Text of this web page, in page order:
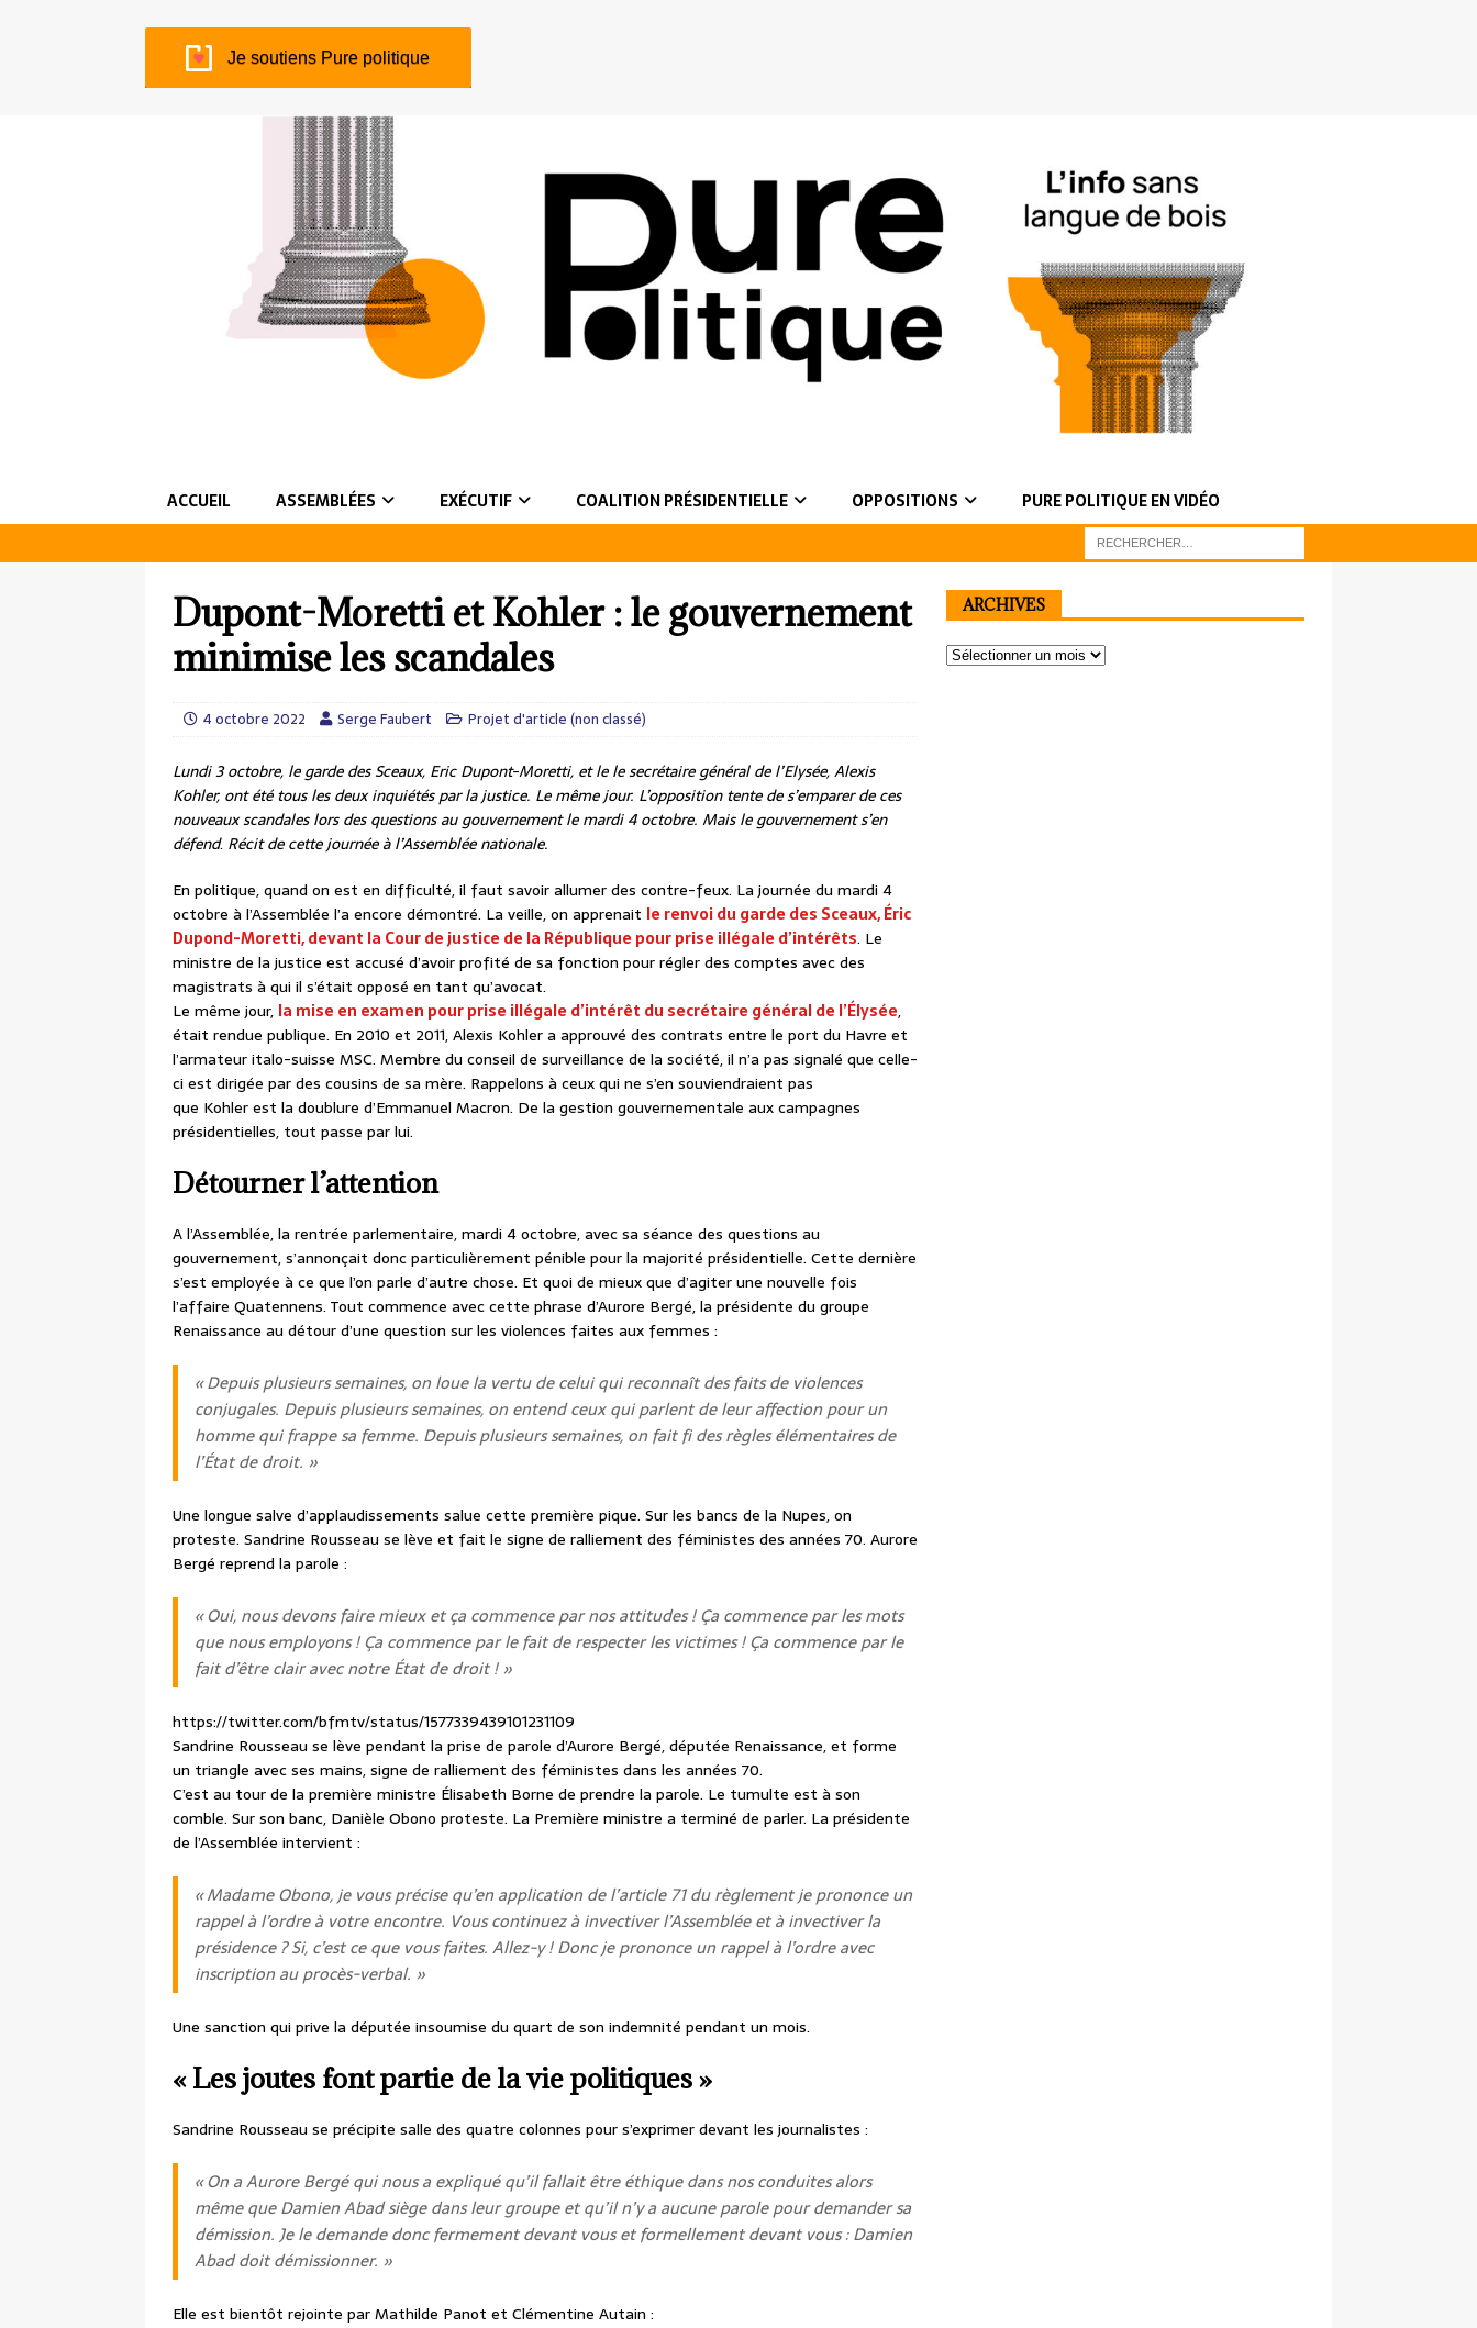
Je soutiens Pure politique
ACCUEIL ASSEMBLÉES EXÉCUTIF COALITION PRÉSIDENTIELLE OPPOSITIONS PURE POLITIQUE EN VIDÉO
Dupont-Moretti et Kohler : le gouvernement
minimise les scandales
4 octobre 2022 Serge Faubert Projet d'article (non classé)
Lundi 3 octobre, le garde des Sceaux, Eric Dupont-Moretti, et le le secrétaire général de l’Elysée, Alexis
Kohler, ont été tous les deux inquiétés par la justice. Le même jour. L’opposition tente de s’emparer de ces
nouveaux scandales lors des questions au gouvernement le mardi 4 octobre. Mais le gouvernement s’en
défend. Récit de cette journée à l’Assemblée nationale.
En politique, quand on est en difficulté, il faut savoir allumer des contre-feux. La journée du mardi 4
octobre à l’Assemblée l’a encore démontré. La veille, on apprenait le renvoi du garde des Sceaux, Éric
Dupond-Moretti, devant la Cour de justice de la République pour prise illégale d’intérêts. Le
ministre de la justice est accusé d’avoir profité de sa fonction pour régler des comptes avec des
magistrats à qui il s’était opposé en tant qu’avocat.
Le même jour, la mise en examen pour prise illégale d’intérêt du secrétaire général de l’Élysée,
était rendue publique. En 2010 et 2011, Alexis Kohler a approuvé des contrats entre le port du Havre et
l’armateur italo-suisse MSC. Membre du conseil de surveillance de la société, il n’a pas signalé que celle-
ci est dirigée par des cousins de sa mère. Rappelons à ceux qui ne s’en souviendraient pas
que Kohler est la doublure d’Emmanuel Macron. De la gestion gouvernementale aux campagnes
présidentielles, tout passe par lui.
Détourner l’attention
A l’Assemblée, la rentrée parlementaire, mardi 4 octobre, avec sa séance des questions au
gouvernement, s’annonçait donc particulièrement pénible pour la majorité présidentielle. Cette dernière
s’est employée à ce que l’on parle d’autre chose. Et quoi de mieux que d’agiter une nouvelle fois
l’affaire Quatennens. Tout commence avec cette phrase d’Aurore Bergé, la présidente du groupe
Renaissance au détour d’une question sur les violences faites aux femmes :
« Depuis plusieurs semaines, on loue la vertu de celui qui reconnaît des faits de violences
conjugales. Depuis plusieurs semaines, on entend ceux qui parlent de leur affection pour un
homme qui frappe sa femme. Depuis plusieurs semaines, on fait fi des règles élémentaires de
l’État de droit. »
Une longue salve d’applaudissements salue cette première pique. Sur les bancs de la Nupes, on
proteste. Sandrine Rousseau se lève et fait le signe de ralliement des féministes des années 70. Aurore
Bergé reprend la parole :
« Oui, nous devons faire mieux et ça commence par nos attitudes ! Ça commence par les mots
que nous employons ! Ça commence par le fait de respecter les victimes ! Ça commence par le
fait d’être clair avec notre État de droit ! »
https://twitter.com/bfmtv/status/1577339439101231109
Sandrine Rousseau se lève pendant la prise de parole d’Aurore Bergé, députée Renaissance, et forme
un triangle avec ses mains, signe de ralliement des féministes dans les années 70.
C’est au tour de la première ministre Élisabeth Borne de prendre la parole. Le tumulte est à son
comble. Sur son banc, Danièle Obono proteste. La Première ministre a terminé de parler. La présidente
de l’Assemblée intervient :
« Madame Obono, je vous précise qu’en application de l’article 71 du règlement je prononce un
rappel à l’ordre à votre encontre. Vous continuez à invectiver l’Assemblée et à invectiver la
présidence ? Si, c’est ce que vous faites. Allez-y ! Donc je prononce un rappel à l’ordre avec
inscription au procès-verbal. »
Une sanction qui prive la députée insoumise du quart de son indemnité pendant un mois.
« Les joutes font partie de la vie politiques »
Sandrine Rousseau se précipite salle des quatre colonnes pour s’exprimer devant les journalistes :
« On a Aurore Bergé qui nous a expliqué qu’il fallait être éthique dans nos conduites alors
même que Damien Abad siège dans leur groupe et qu’il n’y a aucune parole pour demander sa
démission. Je le demande donc fermement devant vous et formellement devant vous : Damien
Abad doit démissionner. »
Elle est bientôt rejointe par Mathilde Panot et Clémentine Autain :
ARCHIVES